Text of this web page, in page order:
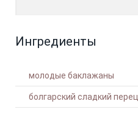
Ингредиенты
молодые баклажаны
болгарский сладкий перец